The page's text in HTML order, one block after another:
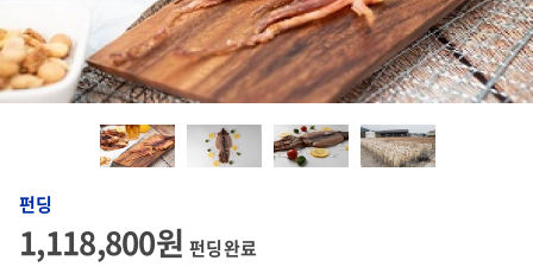
펀딩
1,118,800원펀딩 완료